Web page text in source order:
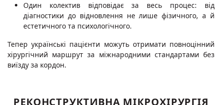
Один колектив відповідає за весь процес: від
діагностики до відновлення не лише фізичного, а й
естетичного та психологічного.
Тепер українські пацієнти можуть отримати повноцінний
хірургічний маршрут за міжнародними стандартами без
виїзду за кордон.
РЕКОНСТРУКТИВНА МІКРОХІРУРГІЯ